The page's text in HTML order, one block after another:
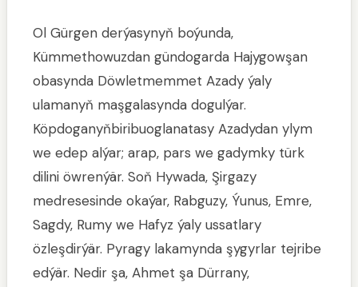
Ol Gürgen derýasynyň boýunda,
Kümmethowuzdan gündogarda Hajygowşan
obasynda Döwletmemmet Azady ýaly
ulamanyň maşgalasynda dogulýar.
Köpdoganyňbiribuoglanatasy Azadydan ylym
we edep alýar; arap, pars we gadymky türk
dilini öwrenýär. Soň Hywada, Şirgazy
medresesinde okaýar, Rabguzy, Ýunus, Emre,
Sagdy, Rumy we Hafyz ýaly ussatlary
özleşdirýär. Pyragy lakamynda şygyrlar tejribe
edýär. Nedir şa, Ahmet şa Dürrany,